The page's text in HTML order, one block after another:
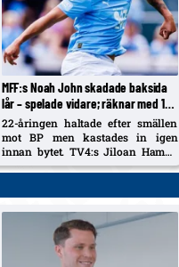
MFF:s Noah John skadade baksida
lår – spelade vidare; räknar med 1–2
veckor borta
22-åringen haltade efter smällen
mot BP men kastades in igen
innan bytet. TV4:s Jiloan Hamad
kallade beslutet ”konstigt”, medan